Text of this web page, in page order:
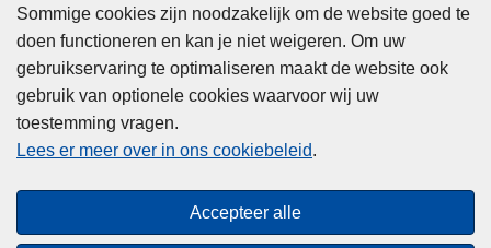
Sommige cookies zijn noodzakelijk om de website goed te
doen functioneren en kan je niet weigeren. Om uw
gebruikservaring te optimaliseren maakt de website ook
gebruik van optionele cookies waarvoor wij uw
toestemming vragen.
Lees er meer over in ons cookiebeleid.
Accepteer alle
Privacy
Toegankelijkheid